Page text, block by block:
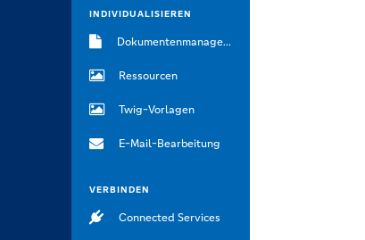
INDIVIDUALISIEREN
Dokumentenmanagement
Ressourcen
Twig-Vorlagen
E-Mail-Bearbeitung
VERBINDEN
Connected Services